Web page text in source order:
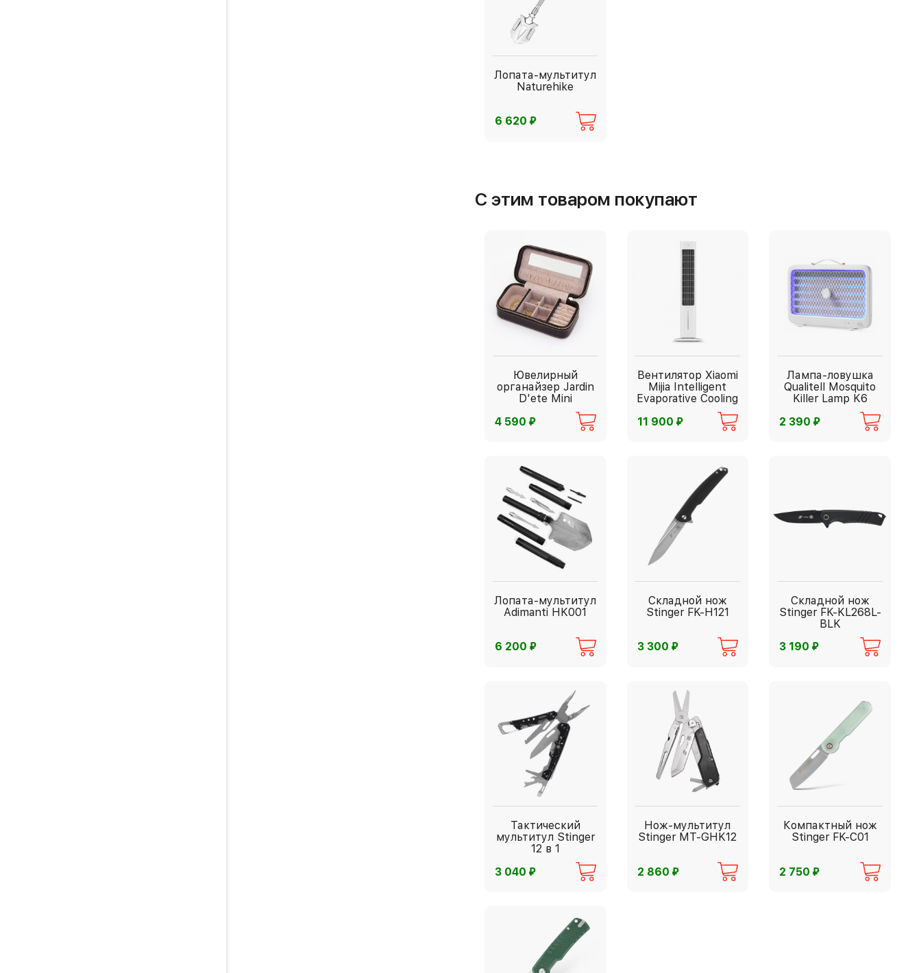
Лопата-мультитул
Naturehike
6 620 ⃏
С этим товаром покупают
Ювелирный
органайзер Jardin
D'ete Mini
4 590 ⃏
Вентилятор Xiaomi
Mijia Intelligent
Evaporative Cooling
11 900 ⃏
Лампа-ловушка
Qualitell Mosquito
Killer Lamp K6
2 390⃏
Лопата-мультитул
Adimanti HK001
6 200 ⃏
Складной нож
Stinger FK-H121
3 300 ⃏
Складной нож
Stinger FK-KL268L-
BLK
3 190⃏
Тактический
мультитул Stinger
12 в 1
3 040 ⃏
Нож-мультитул
Stinger MT-GHK12
2 860 ⃏
Компактный нож
Stinger FK-C01
2 750⃏